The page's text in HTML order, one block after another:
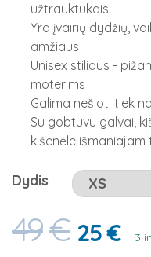
užtrauktukais
Yra įvairių dydžių,
amžiaus
Unisex stiliaus -
moterims
Galima nešioti tiek
Su gobtuvu galvai,
kišenėle išmaniajam
Dydis
49€ 25 € 3